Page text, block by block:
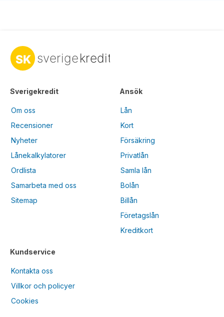
Sverigekredit
Om oss
Recensioner
Nyheter
Lånekalkylatorer
Ordlista
Samarbeta med oss
Sitemap
Kundservice
Kontakta oss
Villkor och policyer
Cookies
Ansök
Lån
Kort
Försäkring
Privatlån
Samla lån
Bolån
Billån
Företagslån
Kreditkort